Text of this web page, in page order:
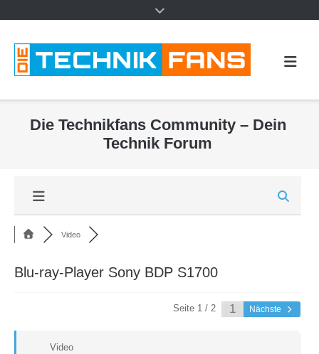
Die Technikfans Community – Dein
Technik Forum
Video
Blu-ray-Player Sony BDP S1700
Seite 1 / 2 Nächste
Video